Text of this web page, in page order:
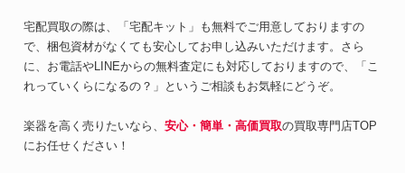
宅配買取の際は、「宅配キット」も無料でご用意しておりますの
で、梱包資材がなくても安心してお申し込みいただけます。さら
に、お電話やLINEからの無料査定にも対応しておりますので、「こ
れっていくらになるの？」というご相談もお気軽にどうぞ。
楽器を高く売りたいなら、 安心・簡単・高価買取の買取専門店TOP
にお任せください！